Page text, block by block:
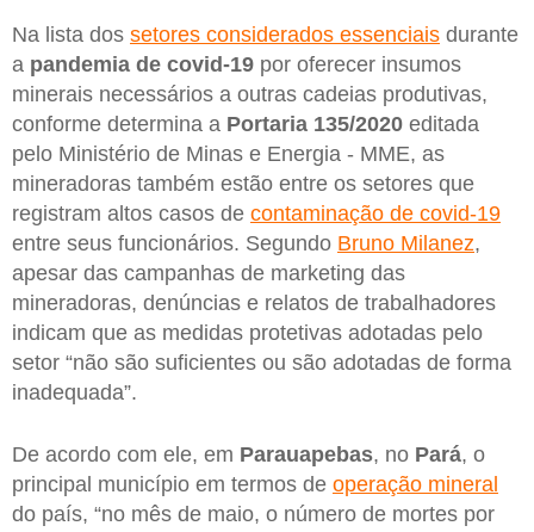
Na lista dos setores considerados essenciais durante
a pandemia de covid-19 por oferecer insumos
minerais necessários a outras cadeias produtivas,
conforme determina a Portaria 135/2020 editada
pelo Ministério de Minas e Energia - MME, as
mineradoras também estão entre os setores que
registram altos casos de contaminação de covid-19
entre seus funcionários. Segundo Bruno Milanez,
apesar das campanhas de marketing das
mineradoras, denúncias e relatos de trabalhadores
indicam que as medidas protetivas adotadas pelo
setor “não são suficientes ou são adotadas de forma
inadequada”.
De acordo com ele, em Parauapebas, no Pará, o
principal município em termos de operação mineral
do país, “no mês de maio, o número de mortes por